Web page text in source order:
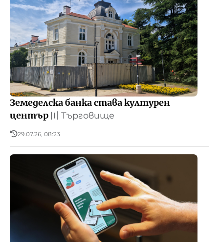
Земеделска банка става културен
център 〣 Търговище
29.07.26, 08:23